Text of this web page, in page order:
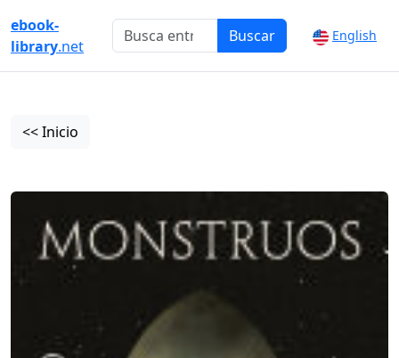
ebook-
library.net
Buscar English
<< Inicio